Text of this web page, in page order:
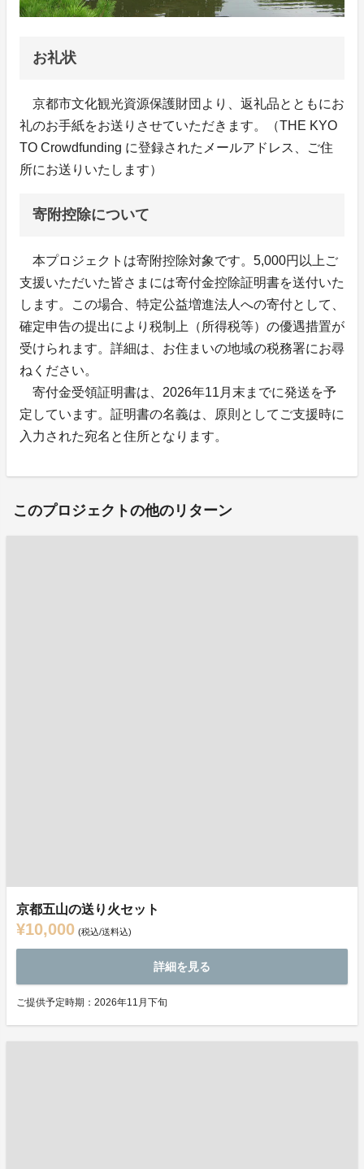
お礼状
京都市文化観光資源保護財団より、返礼品とともにお
礼のお手紙をお送りさせていただきます。（THE KYO
TO Crowdfunding に登録されたメールアドレス、ご住
所にお送りいたします）
寄附控除について
本プロジェクトは寄附控除対象です。5,000円以上ご
支援いただいた皆さまには寄付金控除証明書を送付いた
します。この場合、特定公益増進法人への寄付として、
確定申告の提出により税制上（所得税等）の優遇措置が
受けられます。詳細は、お住まいの地域の税務署にお尋
ねください。
寄付金受領証明書は、2026年11月末までに発送を予
定しています。証明書の名義は、原則としてご支援時に
入力された宛名と住所となります。
このプロジェクトの他のリターン
京都五山の送り火セット
¥10,000 (税込/送料込)
詳細を見る
ご提供予定時期：2026年11月下旬